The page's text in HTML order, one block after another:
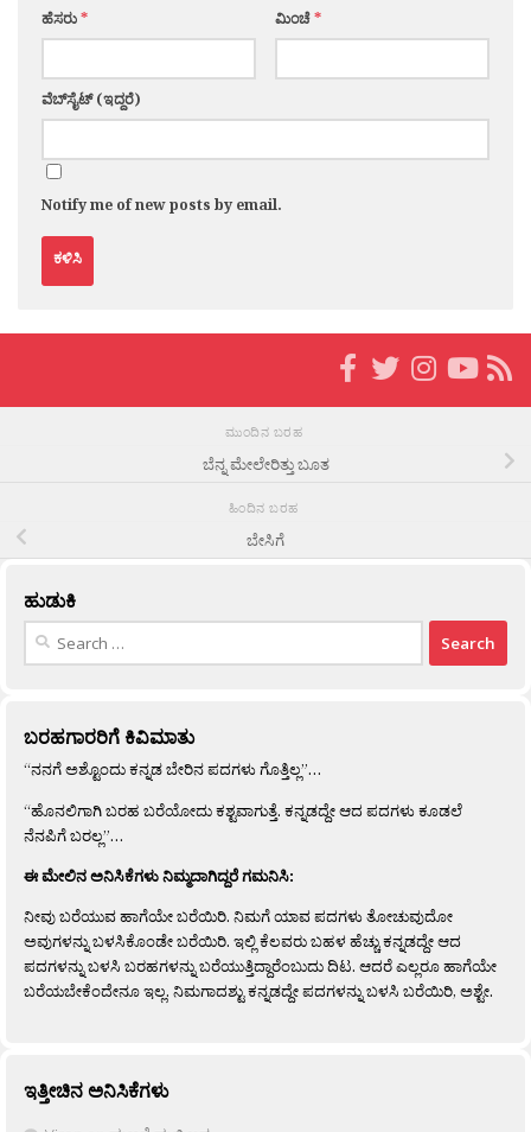
ಹೆಸರು* ಮಿಂಚೆ*
ವೆಬ್‌ಸೈಟ್ (ಇದ್ದರೆ)
Notify me of new posts by email.
ಮುಂದಿನ ಬರಹ
ಬೆನ್ನ ಮೇಲೇರಿತ್ತು ಬೂತ
ಹಿಂದಿನ ಬರಹ
ಬೇಸಿಗೆ
ಹುಡುಕಿ
Search
ಬರಹಗಾರರಿಗೆ ಕಿವಿಮಾತು
“ನನಗೆ ಅಶ್ಟೊಂದು ಕನ್ನಡ ಬೇರಿನ ಪದಗಳು ಗೊತ್ತಿಲ್ಲ”…
“ಹೊನಲಿಗಾಗಿ ಬರಹ ಬರೆಯೋದು ಕಶ್ಟವಾಗುತ್ತೆ. ಕನ್ನಡದ್ದೇ ಆದ ಪದಗಳು ಕೂಡಲೆ
ನೆನಪಿಗೆ ಬರಲ್ಲ”…
ಈ ಮೇಲಿನ ಅನಿಸಿಕೆಗಳು ನಿಮ್ಮದಾಗಿದ್ದರೆ ಗಮನಿಸಿ:
ನೀವು ಬರೆಯುವ ಹಾಗೆಯೇ ಬರೆಯಿರಿ. ನಿಮಗೆ ಯಾವ ಪದಗಳು ತೋಚುವುದೋ
ಅವುಗಳನ್ನು ಬಳಸಿಕೊಂಡೇ ಬರೆಯಿರಿ. ಇಲ್ಲಿ ಕೆಲವರು ಬಹಳ ಹೆಚ್ಚು ಕನ್ನಡದ್ದೇ ಆದ
ಪದಗಳನ್ನು ಬಳಸಿ ಬರಹಗಳನ್ನು ಬರೆಯುತ್ತಿದ್ದಾರೆಂಬುದು ದಿಟ. ಆದರೆ ಎಲ್ಲರೂ ಹಾಗೆಯೇ
ಬರೆಯಬೇಕೆಂದೇನೂ ಇಲ್ಲ. ನಿಮಗಾದಶ್ಟು ಕನ್ನಡದ್ದೇ ಪದಗಳನ್ನು ಬಳಸಿ ಬರೆಯಿರಿ, ಅಶ್ಟೇ.
ಇತ್ತೀಚಿನ ಅನಿಸಿಕೆಗಳು